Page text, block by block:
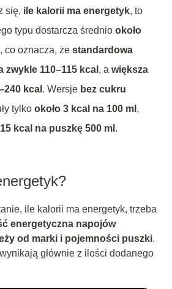
się, ile kalorii ma energetyk, to
typu dostarcza średnio około
, co oznacza, że standardowa
zwykle 110–115 kcal , a większa
kcal . Wersje bez cukru
tylko około 3 kcal na 100 ml ,
15 kcal na puszkę 500 ml .
ile kalorii ma energetyk, trzeba
energetyczna napojów
od marki i pojemności puszki.
głównie z ilości dodanego